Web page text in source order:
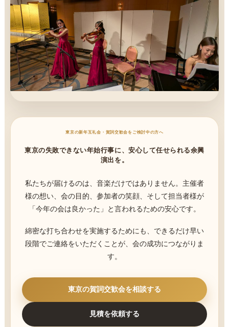
東京の新年互礼会・賀詞交歓会をご検討中の方へ
東京の失敗できない年始行事に、安心して任せられる余興
演出を。
私たちが届けるのは、音楽だけではありません。主催者
様の想い、会の目的、参加者の笑顔、そして担当者様が
「今年の会は良かった」と言われるための安心です。
綿密な打ち合わせを実施するためにも、できるだけ早い
段階でご連絡をいただくことが、会の成功につながりま
す。
東京の賀詞交歓会を相談する
見積を依頼する